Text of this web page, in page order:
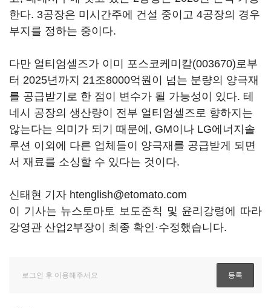
한다. 3공장은 미시간주에 건설 중이고 4공장의 경우
부지를 정하는 중이다.
다만 얼티엄셀즈가 이미 포스코케미칼(003670)로부
터 2025년까지 21조8000억원이 넘는 분량의 양극재
를 공급받기로 한 점이 변수가 될 가능성이 있다. 테
네시 공장의 생산량이 전부 얼티엄셀즈로 향하지는
않는다는 의미가 되기 때문에, GM이나 LG에너지솔
루션 이외에 다른 업체들이 양극재를 공급받게 되면
서 재료를 소싱할 수 있다는 것이다.
신태현 기자 htenglish@etomato.com
이 기사는 뉴스토마토 보도준칙 및 윤리강령에 따라
강영관 산업2부장이 최종 확인·수정했습니다.